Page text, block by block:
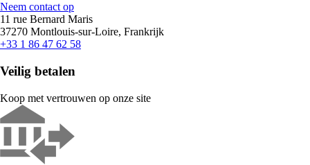
Neem contact op
11 rue Bernard Maris
37270 Montlouis-sur-Loire, Frankrijk
+33 1 86 47 62 58
Veilig betalen
Koop met vertrouwen op onze site